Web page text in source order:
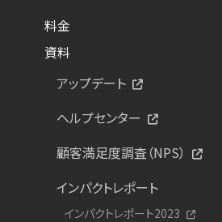
料金
資料
アップデート
ヘルプセンター
顧客満足度調査（NPS）
インパクトレポート
インパクトレポート2023